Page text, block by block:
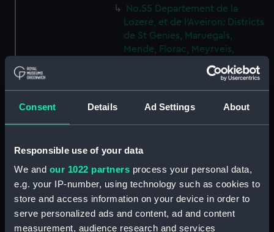
Consent Details Ad Settings About
Responsible use of your data
We and our 1022 partners process your personal data,
e.g. your IP-number, using technology such as cookies to
store and access information on your device in order to
serve personalized ads and content, ad and content
measurement, audience research and services
No.55 Departement de la
Lozere, et de l'Aveiron: Districts
de St Genies, Maruegals,
Mende, Florac, Meyrveis,
l'Aveiron, et du Gard: Districts
No.57 Departement de
l'Herault: Districts de Lodeve,
Bezier, St Pons (Map; Print)
(PBH8042(55))
No.58 Departement de l'Aude:
District de Narbonne (Map;